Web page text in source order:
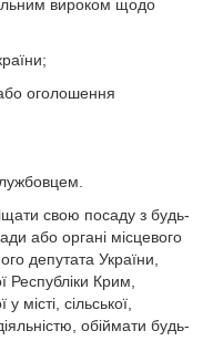
вироком щодо
оголошення
свою посаду з будь-
або органі місцевого
депутата України,
Республіки Крим,
місті, сільської,
обіймати будь-